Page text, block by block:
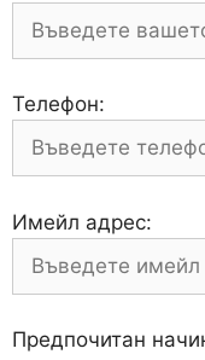
Телефон:
Имейл адрес:
Предпочитан